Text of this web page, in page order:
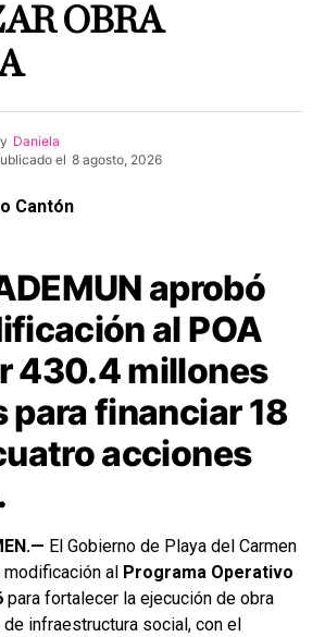
OBRA
Daniela
el 8 agosto, 2026
Cantón
aprobó
al POA
430.4 millones
para financiar 18
acciones
El Gobierno de Playa del Carmen
al Programa Operativo
para fortalecer la ejecución de obra
infraestructura social, con el